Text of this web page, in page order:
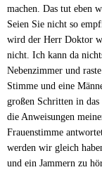
machen. Das tut eben
Seien Sie nicht so
wird der Herr Doktor
nicht. Ich kann da
Nebenzimmer und
Stimme und eine
großen Schritten in
die Anweisungen
Frauenstimme
werden wir gleich
und ein Jammern zu